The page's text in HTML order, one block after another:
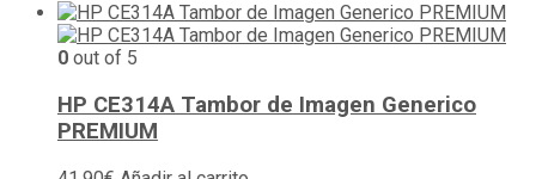
0 out of 5
HP CE314A Tambor de Imagen Generico
PREMIUM